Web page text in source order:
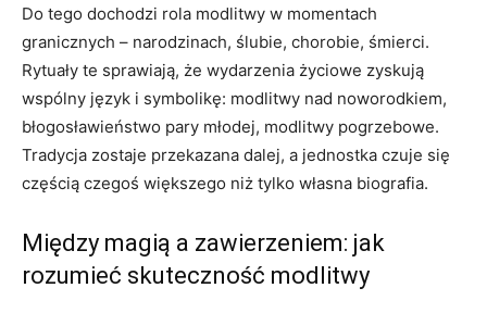
Do tego dochodzi rola modlitwy w momentach
granicznych – narodzinach, ślubie, chorobie, śmierci.
Rytuały te sprawiają, że wydarzenia życiowe zyskują
wspólny język i symbolikę: modlitwy nad noworodkiem,
błogosławieństwo pary młodej, modlitwy pogrzebowe.
Tradycja zostaje przekazana dalej, a jednostka czuje się
częścią czegoś większego niż tylko własna biografia.
Między magią a zawierzeniem: jak
rozumieć skuteczność modlitwy